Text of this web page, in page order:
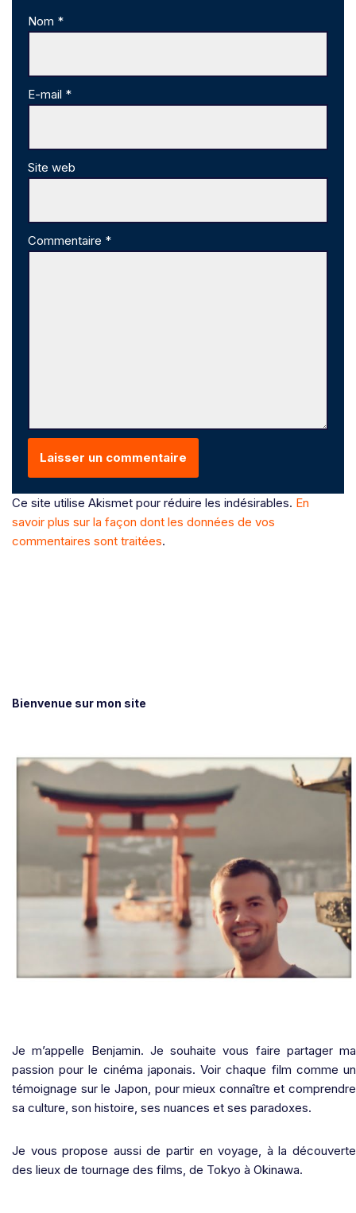
Nom *
E-mail *
Site web
Commentaire *
Ce site utilise Akismet pour réduire les indésirables. En
savoir plus sur la façon dont les données de vos
commentaires sont traitées.
Bienvenue sur mon site
Je m’appelle Benjamin. Je souhaite vous faire partager ma
passion pour le cinéma japonais. Voir chaque film comme un
témoignage sur le Japon, pour mieux connaître et comprendre
sa culture, son histoire, ses nuances et ses paradoxes.
Je vous propose aussi de partir en voyage, à la découverte
des lieux de tournage des films, de Tokyo à Okinawa.